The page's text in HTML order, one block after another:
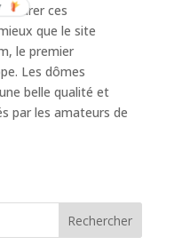
ces
que le site
le premier
Les dômes
belle qualité et
par les amateurs de
Rechercher